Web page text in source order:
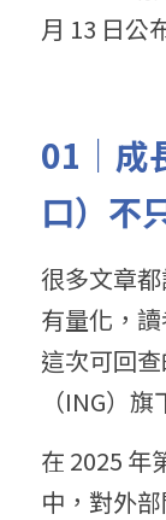
月 13 日公
01｜成
口）不
很多文章
有量化，
這次可回
（ING）
在 2025 年
中，對外